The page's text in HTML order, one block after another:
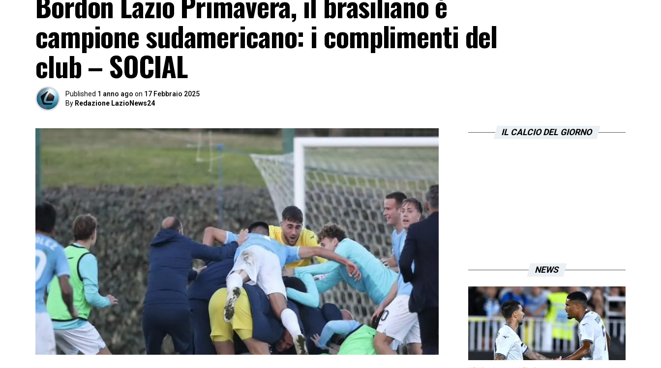
campione sudamericano: i complimenti del
club – SOCIAL
Published 1 anno ago on 17 Febbraio 2025
By Redazione LazioNews24
IL CALCIO DEL GIORNO
NEWS